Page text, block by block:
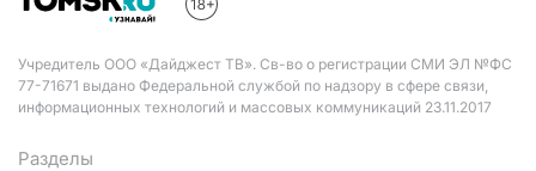
Учредитель ООО «Дайджест ТВ». Св-во о регистрации СМИ ЭЛ №ФС
77-71671 выдано Федеральной службой по надзору в сфере связи,
информационных технологий и массовых коммуникаций 23.11.2017
Разделы